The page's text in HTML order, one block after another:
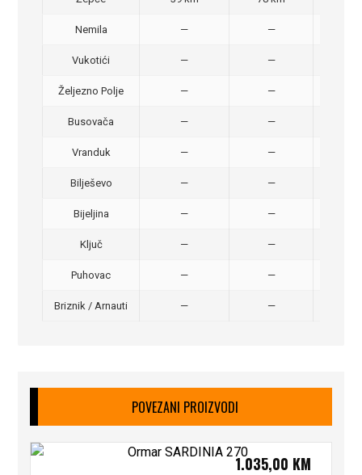
Nemila — —
Vukotići — —
Željezno Polje — —
Busovača — —
Vranduk — —
Bilješevo — —
Bijeljina — —
Ključ — —
Puhovac — —
Briznik / Arnauti — —
POVEZANI PROIZVODI
1.035,00 KM